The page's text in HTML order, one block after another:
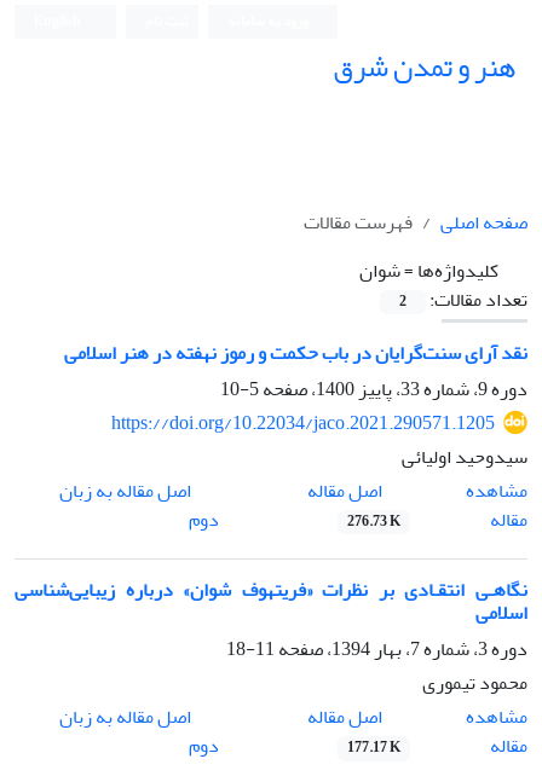
هنر و تمدن شرق
صفحه اصلی
فهرست مقالات
کلیدواژه‌ها =شوان
تعداد مقالات:
2
نقد آرای سنت‌گرایان در باب حکمت و رموز نهفته در هنر اسلامی
دوره 9، شماره 33، پاییز 1400، صفحه
5-10
https://doi.org/10.22034/jaco.2021.290571.1205
سیدوحید اولیائی
مشاهده
مقاله
اصل مقاله
276.73 K
اصل مقاله به زبان
دوم
نگاهـی انتقـادی بر نظرات «فریتهوف شوان» درباره زیبایی‌شناسی
اسلامی
دوره 3، شماره 7، بهار 1394، صفحه
11-18
محمود تیموری
مشاهده
مقاله
اصل مقاله
177.17 K
اصل مقاله به زبان
دوم